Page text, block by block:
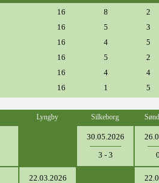
16 8
2
16 5
3
16 4
5
16 5
2
16 4
4
16 1 5
Lyngby Silkeborg
30.05.2026
3 - 3
22.03.2026